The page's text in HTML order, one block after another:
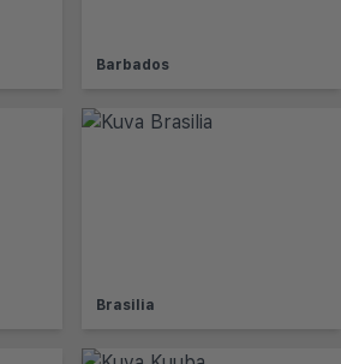
Barbados
Brasilia